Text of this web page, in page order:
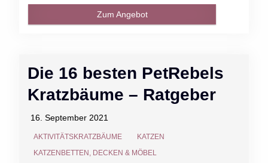
Die 16 besten PetRebels
Kratzbäume – Ratgeber
16. September 2021
AKTIVITÄTSKRATZBÄUME
KATZEN
KATZENBETTEN, DECKEN & MÖBEL
Zum Angebot